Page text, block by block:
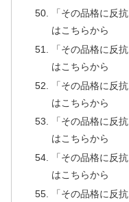
「その品格に反
はこちらから
「その品格に反
はこちらから
「その品格に反
はこちらから
「その品格に反
はこちらから
「その品格に反
はこちらから
「その品格に反